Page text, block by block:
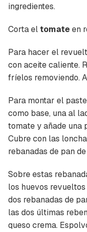
ingredientes.
Corta eltomateen
Para hacer el
con aceite caliente.
fríelos removiendo.
Para montar el
como base, una al
tomate y añade una
Cubre con las
rebanadas de pan
Sobre estas
los huevos
dos rebanadas de
las dos últimas
queso crema.